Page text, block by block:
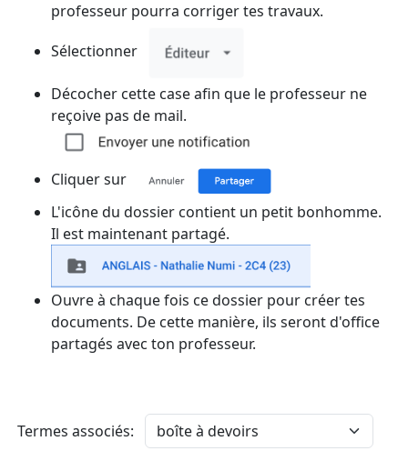
professeur pourra corriger tes travaux.
Sélectionner
Décocher cette case afin que le professeur ne
reçoive pas de mail.
Cliquer sur
L'icône du dossier contient un petit bonhomme.
Il est maintenant partagé.
Ouvre à chaque fois ce dossier pour créer tes
documents. De cette manière, ils seront d'office
partagés avec ton professeur.
Termes associés: